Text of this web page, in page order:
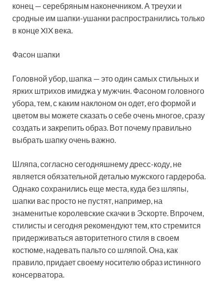
конец — серебряным наконечником. А треухи и
сродные им шапки-ушанки распространились только
в конце XIX века.
Фасон шапки
Головной убор, шапка — это один самых стильных и
ярких штрихов имиджа у мужчин. Фасоном головного
убора, тем, с каким наклоном он одет, его формой и
цветом вы можете сказать о себе очень многое, сразу
создать и закрепить образ. Вот почему правильно
выбрать шапку очень важно.
Шляпа, согласно сегодняшнему дресс-коду, не
является обязательной деталью мужского гардероба.
Однако сохранились еще места, куда без шляпы,
шапки вас просто не пустят, например, на
знаменитые королевские скачки в Эскорте. Впрочем,
стилисты и сегодня рекомендуют тем, кто стремится
придерживаться авторитетного стиля в своем
костюме, надевать пальто со шляпой. Она, как
правило, придает своему носителю образ истинного
консерватора.